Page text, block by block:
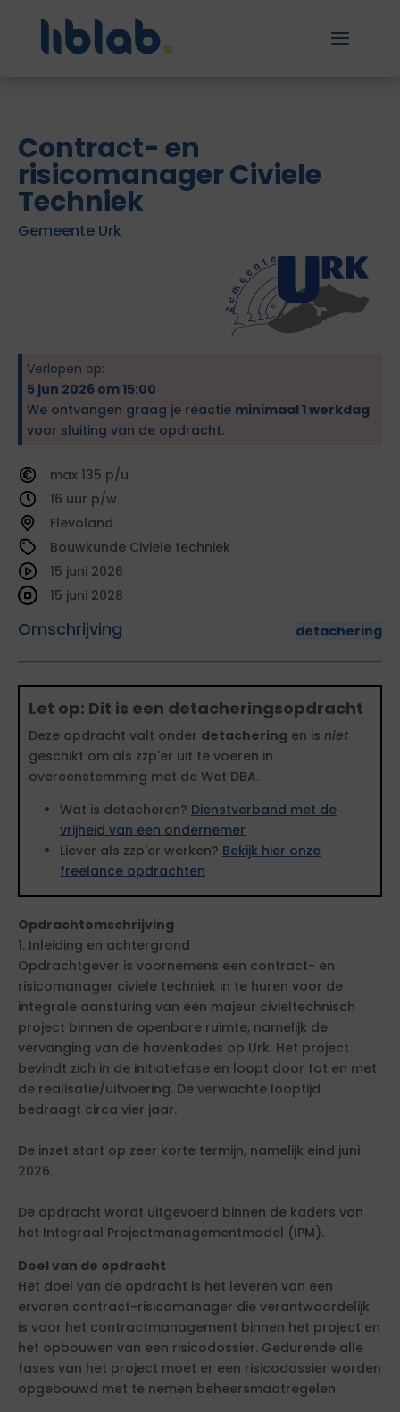
Contract- en
risicomanager Civiele
Techniek
Gemeente Urk
Verlopen op:
5 jun 2026 om 15:00
We ontvangen graag je reactie minimaal 1 werkdag
voor sluiting van de opdracht.
135
16
Flevoland
Bouwkunde Civiele techniek
Omschrijving detachering
15 juni 2026
15 juni 2028
Let op: Dit is een detacheringsopdracht
Deze opdracht valt onder detachering en is niet
geschikt om als zzp'er uit te voeren in
overeenstemming met de Wet DBA.
Wat is detacheren? Dienstverband met de
vrijheid van een ondernemer
Liever als zzp'er werken? Bekijk hier onze
freelance opdrachten
Opdrachtomschrijving
1. Inleiding en achtergrond
Opdrachtgever is voornemens een contract- en
risicomanager civiele techniek in te huren voor de
integrale aansturing van een majeur civieltechnisch
project binnen de openbare ruimte, namelijk de
vervanging van de havenkades op Urk. Het project
bevindt zich in de initiatiefase en loopt door tot en met
de realisatie/uitvoering. De verwachte looptijd
bedraagt circa vier jaar.
De inzet start op zeer korte termijn, namelijk eind juni
2026.
De opdracht wordt uitgevoerd binnen de kaders van
het Integraal Projectmanagementmodel (IPM).
Doel van de opdracht
Het doel van de opdracht is het leveren van een
ervaren contract-risicomanager die verantwoordelijk
is voor het contractmanagement binnen het project en
het opbouwen van een risicodossier. Gedurende alle
fases van het project moet er een risicodossier worden
opgebouwd met te nemen beheersmaatregelen.